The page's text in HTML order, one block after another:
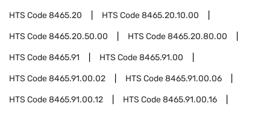
HTS Code8465.20 HTS Code8465.20.10.00
HTS Code8465.20.50.00 HTS Code8465.20.80.00
HTS Code8465.91 HTS Code8465.91.00
HTS Code8465.91.00.02 HTS Code8465.91.00.06
HTS Code8465.91.00.12 HTS Code8465.91.00.16